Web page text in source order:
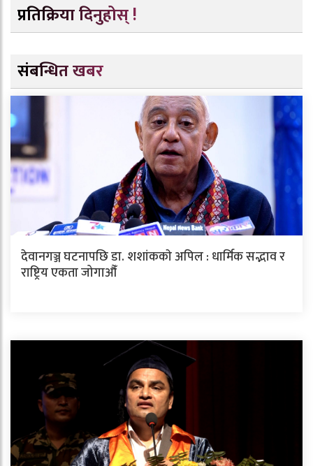
प्रतिक्रिया दिनुहोस् !
संबन्धित खबर
देवानगञ्ज घटनापछि डा. शशांककाे अपिल : धार्मिक सद्भाव र
राष्ट्रिय एकता जोगाऔँ